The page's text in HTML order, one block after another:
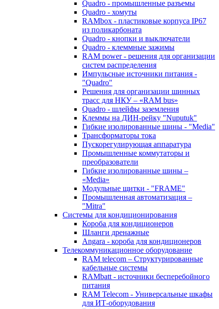
Quadro - промышленные разъемы
Quadro - хомуты
RAMbox - пластиковые корпуса IP67
из поликарбоната
Quadro - кнопки и выключатели
Quadro - клеммные зажимы
RAM power - решения для организации
систем распределения
Импульсные источники питания -
"Quadro"
Решения для организации шинных
трасс для НКУ – «RAM bus»
Quadro - шлейфы заземления
Клеммы на ДИН-рейку "Nuputuk"
Гибкие изолированные шины - "Media"
Трансформаторы тока
Пускорегулирующая аппаратура
Промышленные коммутаторы и
преобразователи
Гибкие изолированные шины –
«Media»
Модульные щитки - "FRAME"
Промышленная автоматизация –
"Mitra"
Системы для кондиционирования
Короба для кондиционеров
Шланги дренажные
Angara - короба для кондиционеров
Телекоммуникационное оборудование
RAM telecom – Структурированные
кабельные системы
RAMbatt - источники бесперебойного
питания
RAM Telecom - Универсальные шкафы
для ИТ-оборудования